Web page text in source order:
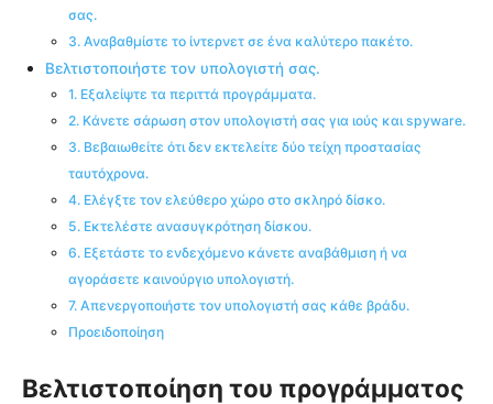
σας.
3. Αναβαθμίστε το ίντερνετ σε ένα καλύτερο πακέτο.
Βελτιστοποιήστε τον υπολογιστή σας.
1. Εξαλείψτε τα περιττά προγράμματα.
2. Κάνετε σάρωση στον υπολογιστή σας για ιούς και spyware.
3. Βεβαιωθείτε ότι δεν εκτελείτε δύο τείχη προστασίας
ταυτόχρονα.
4. Ελέγξτε τον ελεύθερο χώρο στο σκληρό δίσκο.
5. Εκτελέστε ανασυγκρότηση δίσκου.
6. Εξετάστε το ενδεχόμενο κάνετε αναβάθμιση ή να
αγοράσετε καινούργιο υπολογιστή.
7. Απενεργοποιήστε τον υπολογιστή σας κάθε βράδυ.
Προειδοποίηση
Βελτιστοποίηση του προγράμματος